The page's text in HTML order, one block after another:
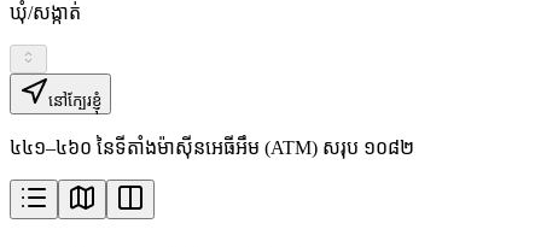
ឃុំ/សង្កាត់
នៅក្បែរខ្ញុំ
៤៤១–៤៦០ នៃទីតាំងម៉ាស៊ីនអេធីអឹម (ATM) សរុប ១០៨២